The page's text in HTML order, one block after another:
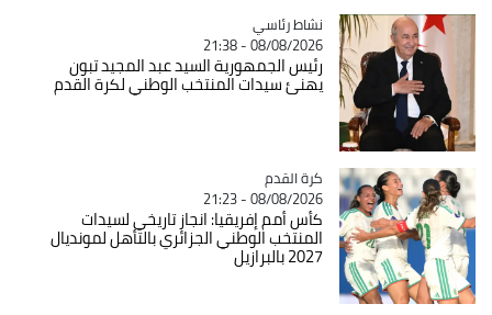
Catégorie
نشاط رئاسي
08/08/2026 - 21:38
رئيس الجمهورية السيد عبد المجيد تبون
يهنئ سيدات المنتخب الوطني لكرة القدم
Catégorie
كرة القدم
08/08/2026 - 21:23
كأس أمم إفريقيا: انجاز تاريخي لسيدات
المنتخب الوطني الجزائري بالتأهل لمونديال
2027 بالبرازيل